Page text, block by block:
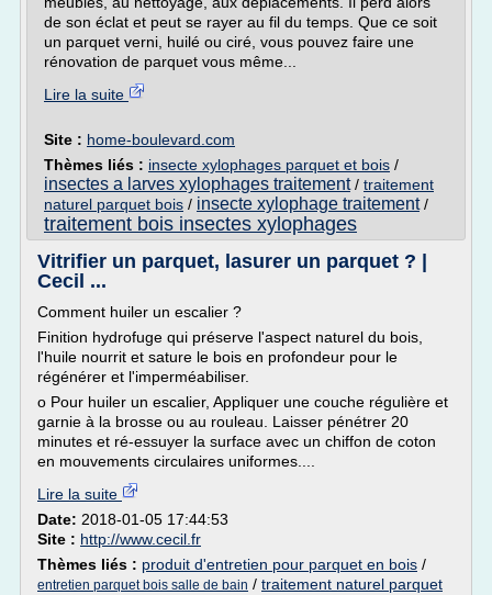
de son éclat et peut se rayer au fil du temps. Que ce soit
un parquet verni, huilé ou ciré, vous pouvez faire une
rénovation de parquet vous même...
Lire la suite
Site : home-boulevard.com
Thèmes liés : insecte xylophages parquet et bois /
insectes a larves xylophages traitement/ traitement
naturel parquet bois / insecte xylophage traitement/
traitement bois insectes xylophages
Vitrifier un parquet, lasurer un parquet ? |
Cecil ...
Comment huiler un escalier ?
Finition hydrofuge qui préserve l'aspect naturel du bois,
l'huile nourrit et sature le bois en profondeur pour le
régénérer et l'imperméabiliser.
o Pour huiler un escalier, Appliquer une couche régulière et
garnie à la brosse ou au rouleau. Laisser pénétrer 20
minutes et ré-essuyer la surface avec un chiffon de coton
en mouvements circulaires uniformes....
Lire la suite
Date: 2018-01-05 17:44:53
Site : http://www.cecil.fr
Thèmes liés : produit d'entretien pour parquet en bois /
entretien parquet bois salle de bain / traitement naturel parquet